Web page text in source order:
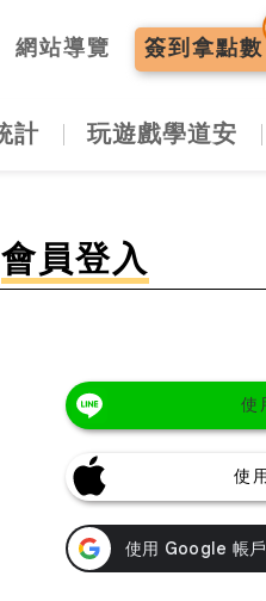
網站導覽 簽到 拿點數
計 玩遊戲學道安
會員登入
使
使